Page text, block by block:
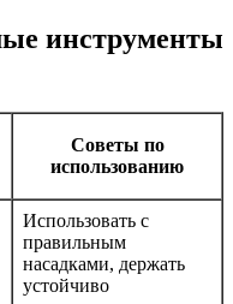
инструменты
Советы по
использованию
Использовать с
правильным
насадками, держать
устойчиво